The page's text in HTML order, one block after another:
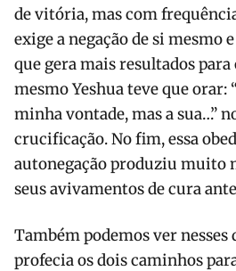
de vitória, mas com
exige a negação de si mesmo
que gera mais resultados para
mesmo Yeshua teve que orar:
minha vontade, mas a sua…”
crucificação. No fim, essa
autonegação produziu muito
seus avivamentos de cura
Também podemos ver nesses
profecia os dois caminhos